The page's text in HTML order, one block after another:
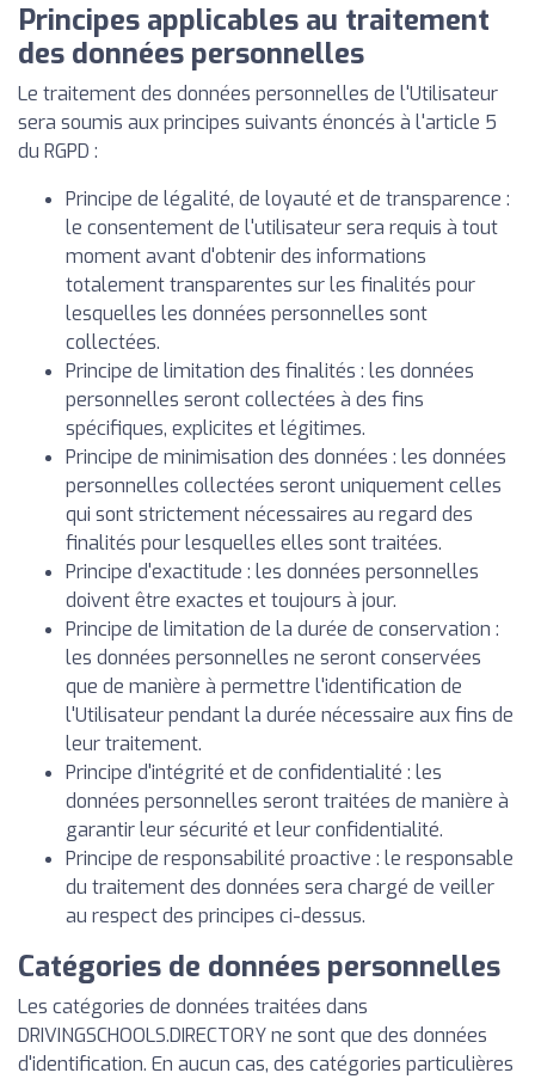
Principes applicables au traitement
des données personnelles
Le traitement des données personnelles de l'Utilisateur
sera soumis aux principes suivants énoncés à l'article 5
du RGPD :
Principe de légalité, de loyauté et de transparence :
le consentement de l'utilisateur sera requis à tout
moment avant d'obtenir des informations
totalement transparentes sur les finalités pour
lesquelles les données personnelles sont
collectées.
Principe de limitation des finalités : les données
personnelles seront collectées à des fins
spécifiques, explicites et légitimes.
Principe de minimisation des données : les données
personnelles collectées seront uniquement celles
qui sont strictement nécessaires au regard des
finalités pour lesquelles elles sont traitées.
Principe d'exactitude : les données personnelles
doivent être exactes et toujours à jour.
Principe de limitation de la durée de conservation :
les données personnelles ne seront conservées
que de manière à permettre l'identification de
l'Utilisateur pendant la durée nécessaire aux fins de
leur traitement.
Principe d'intégrité et de confidentialité : les
données personnelles seront traitées de manière à
garantir leur sécurité et leur confidentialité.
Principe de responsabilité proactive : le responsable
du traitement des données sera chargé de veiller
au respect des principes ci-dessus.
Catégories de données personnelles
Les catégories de données traitées dans
DRIVINGSCHOOLS.DIRECTORY ne sont que des données
d'identification. En aucun cas, des catégories particulières